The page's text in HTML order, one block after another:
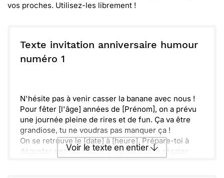
vos proches. Utilisez-les librement !
Texte invitation anniversaire humour
numéro 1
N'hésite pas à venir casser la banane avec nous !
Pour fêter [l'âge] années de [Prénom], on a prévu
une journée pleine de rires et de fun. Ça va être
grandiose, tu ne voudras pas manquer ça !
On se retrouve le [date] à [heure]. Prépare-toi à
déguster des douceurs, à rigoler et à te régaler
Voir le texte en entier